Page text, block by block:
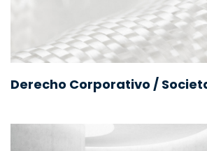
Derecho Corporativo /